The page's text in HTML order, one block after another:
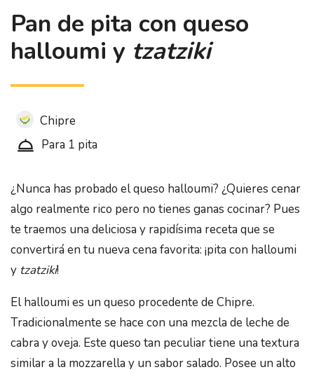
Pan de pita con queso
halloumi y tzatziki
Chipre
Para 1 pita
¿Nunca has probado el queso halloumi? ¿Quieres cenar
algo realmente rico pero no tienes ganas cocinar? Pues
te traemos una deliciosa y rapidísima receta que se
convertirá en tu nueva cena favorita: ¡pita con halloumi
y tzatziki!
El halloumi es un queso procedente de Chipre.
Tradicionalmente se hace con una mezcla de leche de
cabra y oveja. Este queso tan peculiar tiene una textura
similar a la mozzarella y un sabor salado. Posee un alto